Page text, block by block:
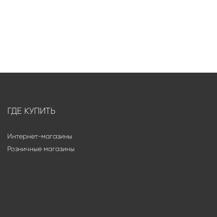
ГДЕ КУПИТЬ
Интернет-магазины
Розничные магазины